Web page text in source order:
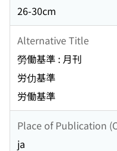
26-30cm
Alternative Title
勞働基準 : 月刊
労仂基準
労働基準
Place of Publication
ja